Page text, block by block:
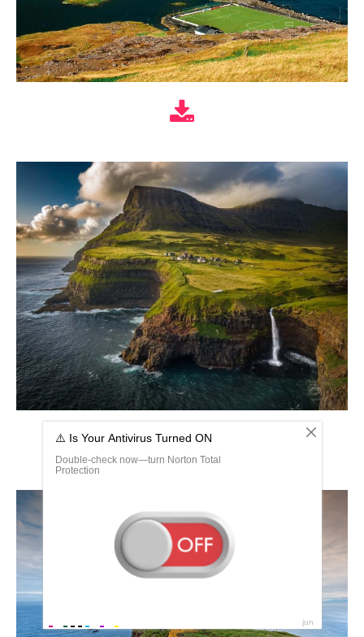
Вагар Фарерские острова